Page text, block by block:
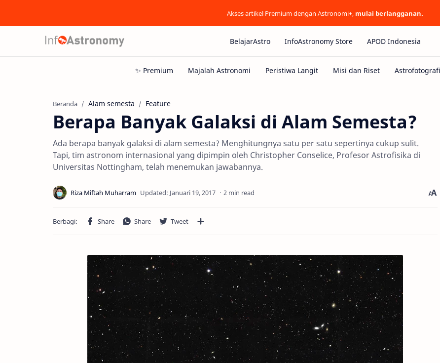
Akses artikel Premium dengan Astronomi+, mulai berlangganan.
BelajarAstro InfoAstronomy Store APOD Indonesia
Beranda Alam semesta Feature
Berapa Banyak Galaksi di Alam Semesta?
Ada berapa banyak galaksi di alam semesta? Menghitungnya satu per satu sepertinya cukup sulit.
Tapi, tim astronom internasional yang dipimpin oleh Christopher Conselice, Profesor Astrofisika di
Universitas Nottingham, telah menemukan jawabannya.
2 min read